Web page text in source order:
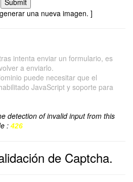
una nueva imagen. ]
intenta enviar un formulario, es
a enviarlo.
puede necesitar que el
JavaScript y soporte para
detection of invalid input from this
: 426
de Captcha.